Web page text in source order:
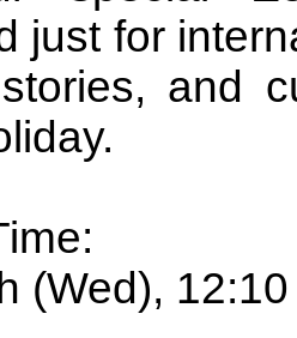
just for
and
(Wed),